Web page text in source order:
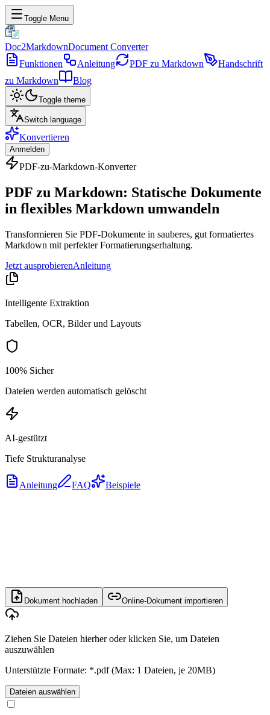
Toggle Menu
Doc2MarkdownDocument Converter
Funktionen
Anleitung PDF zu Markdown
Handschrift
zu Markdown
Blog
Toggle theme
Switch language
Konvertieren
Anmelden
PDF-zu-Markdown-Konverter
PDF zu Markdown: Statische Dokumente
in flexibles Markdown umwandeln
Transformieren Sie PDF-Dokumente in sauberes, gut formatiertes
Markdown mit perfekter Formatierungserhaltung.
Jetzt ausprobierenAnleitung
Intelligente Extraktion
Tabellen, OCR, Bilder und Layouts
100% Sicher
Dateien werden automatisch gelöscht
AI-gestützt
Tiefe Strukturanalyse
Anleitung FAQ Beispiele
Dokument hochladen Online-Dokument importieren
Ziehen Sie Dateien hierher oder klicken Sie, um Dateien
auszuwählen
Unterstützte Formate: *.pdf (Max: 1 Dateien, je 20MB)
Dateien auswählen